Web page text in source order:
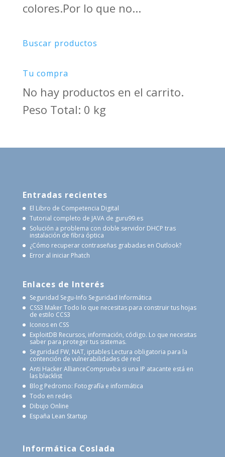
colores.Por lo que no...
Buscar productos
Tu compra
No hay productos en el carrito.
Peso Total: 0 kg
Entradas recientes
El Libro de Competencia Digital
Tutorial completo de JAVA de guru99.es
Solución a problema con doble servidor DHCP tras
instalación de fibra óptica
¿Cómo recuperar contraseñas grabadas en Outlook?
Error al iniciar Phatch
Enlaces de Interés
Seguridad Segu-Info Seguridad Informática
CSS3 MakerTodo lo que necesitas para construir tus hojas
de estilo CCS3
Iconos en CSS
ExploitDB Recursos, información, código. Lo que necesitas
saber para proteger tus sistemas.
Seguridad FW, NAT, iptablesLectura obligatoria para la
contención de vulnerabilidades de red
Anti Hacker AllianceComprueba si una IP atacante está en
las blacklist
Blog Pedromo: Fotografía e informática
Todo en redes
Dibujo Online
España Lean Startup
Informática Coslada